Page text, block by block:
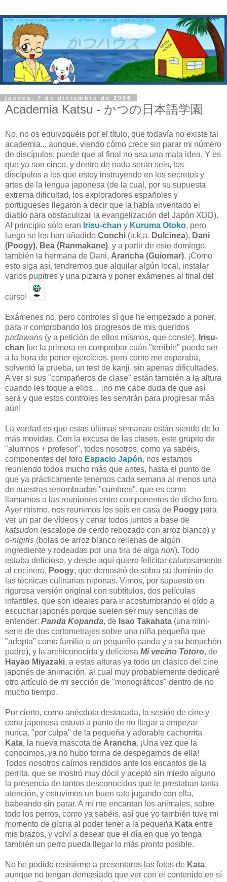
jueves, 7 de diciembre de 2006
Academia Katsu - かつの日本語学園
No, no os equivoquéis por el título, que todavía no existe tal
academia... aunque, viendo cómo crece sin parar mi número
de discípulos, puede que al final no sea una mala idea. Y es
que ya son cinco, y dentro de nada serán seis, los
discípulos a los que estoy instruyendo en los secretos y
artes de la lengua japonesa (de la cual, por su supuesta
extrema dificultad, los exploradores españoles y
portugueses llegaron a decir que la había inventado el
diablo para obstaculizar la evangelización del Japón XDD).
Al principio sólo eran Irisu-chan y Kuruma Otoko, pero
luego se les han añadido Conchi (a.k.a. Dulcinea), Dani
(Poogy), Bea (Ranmakane), y a partir de este domingo,
también la hermana de Dani, Arancha (Guiomar). ¡Como
esto siga así, tendremos que alquilar algún local, instalar
varios pupitres y una pizarra y poner exámenes al final del
curso!
Exámenes no, pero controles sí que he empezado a poner,
para ir comprobando los progresos de mis queridos
padawans (y a petición de ellos mismos, que conste). Irisu-
chan fue la primera en comprobar cuán "terrible" puedo ser
a la hora de poner ejercicios, pero como me esperaba,
solventó la prueba, un test de kanji, sin apenas dificultades.
A ver si sus "compañeros de clase" están también a la altura
cuando les toque a ellos... ¡no me cabe duda de que así
será y que estos controles les servirán para progresar más
aún!
La verdad es que estas últimas semanas están siendo de lo
más movidas. Con la excusa de las clases, este grupito de
"alumnos + profesor", todos nosotros, como ya sabéis,
componentes del foro Espacio Japón, nos estamos
reuniendo todos mucho más que antes, hasta el punto de
que ya prácticamente tenemos cada semana al menos una
de nuestras renombradas "cumbres", que es como
llamamos a las reuniones entre componentes de dicho foro.
Ayer mismo, nos reunimos los seis en casa de Poogy para
ver un par de vídeos y cenar todos juntos a base de
katsudon (escalope de cerdo rebozado con arroz blanco) y
o-nigiris (bolas de arroz blanco rellenas de algún
ingrediente y rodeadas por una tira de alga nori). Todo
estaba delicioso, y desde aquí quiero felicitar calurosamente
al cocinero, Poogy, que demostró de sobra su dominio de
las técnicas culinarias niponas. Vimos, por supuesto en
rigurosa versión original con subtítulos, dos películas
infantiles, que son ideales para ir acostumbrando el oído a
escuchar japonés porque suelen ser muy sencillas de
entender: Panda Kopanda, de Isao Takahata (una mini-
serie de dos cortometrajes sobre una niña pequeña que
"adopta" como familia a un pequeño panda y a su bonachón
padre), y la archiconocida y deliciosa Mi vecino Totoro, de
Hayao Miyazaki, a estas alturas ya todo un clásico del cine
japonés de animación, al cual muy probablemente dedicaré
otro artículo de mi sección de "monográficos" dentro de no
mucho tiempo.
Por cierto, como anécdota destacada, la sesión de cine y
cena japonesa estuvo a punto de no llegar a empezar
nunca, "por culpa" de la pequeña y adorable cachorrita
Kata, la nueva mascota de Arancha. ¡Una vez que la
conocimos, ya no hubo forma de despegarnos de ella!
Todos nosotros caímos rendidos ante los encantos de la
perrita, que se mostró muy dócil y aceptó sin miedo alguno
la presencia de tantos desconocidos que le prestaban tanta
atención, y estuvimos un buen rato jugando con ella,
babeando sin parar. A mí me encantan los animales, sobre
todo los perros, como ya sabéis, así que yo también tuve mi
momento de gloria al poder tener a la pequeña Kata entre
mis brazos, y volví a desear que el día en que yo tenga
también un perro pueda llegar lo más pronto posible.
No he podido resistirme a presentaros las fotos de Kata,
aunque no tengan demasiado que ver con el contenido en sí